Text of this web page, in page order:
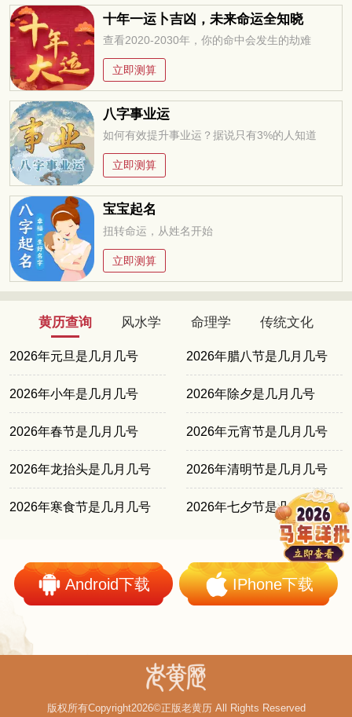
十年一运卜吉凶，未来命运全知晓
查看2020-2030年，你的命中会发生的劫难
立即测算
八字事业运
如何有效提升事业运？据说只有3%的人知道
立即测算
宝宝起名
扭转命运，从姓名开始
立即测算
黄历查询 风水学 命理学 传统文化
2026年元旦是几月几号 2026年腊八节是几月几号
2026年小年是几月几号 2026年除夕是几月几号
2026年春节是几月几号 2026年元宵节是几月几号
2026年龙抬头是几月几号 2026年清明节是几月几号
2026年寒食节是几月几号 2026年七夕节是几月几号
Android下载 IPhone下载
版权所有Copyright2026©正版老黄历 All Rights Reserved